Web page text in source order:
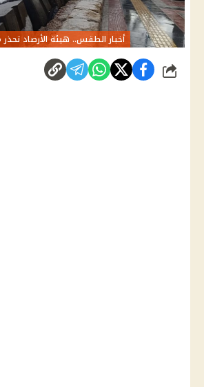
أخبار الطقس.. هيئة الأرصاد تحذر
شارك